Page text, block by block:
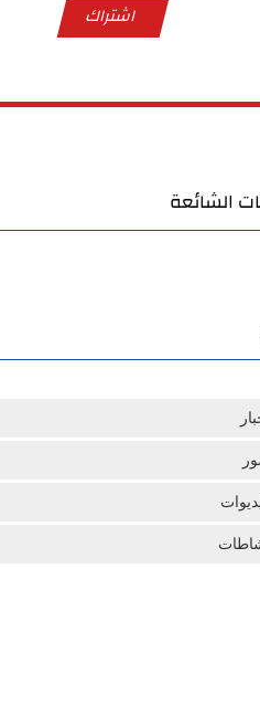
اشتراك
الشائعة